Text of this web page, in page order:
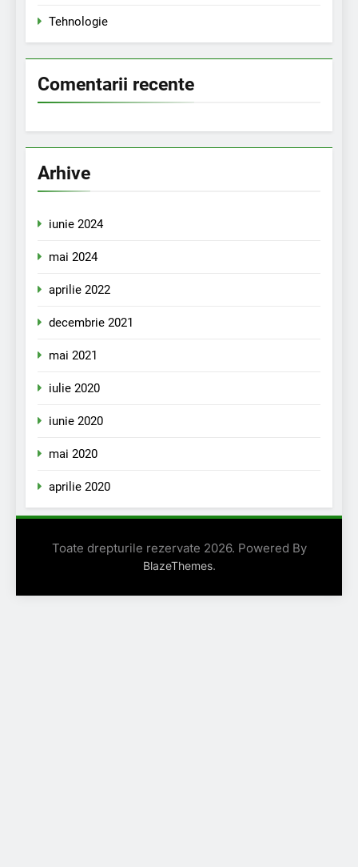
Tehnologie
Comentarii recente
Arhive
iunie 2024
mai 2024
aprilie 2022
decembrie 2021
mai 2021
iulie 2020
iunie 2020
mai 2020
aprilie 2020
Toate drepturile rezervate 2026. Powered By
BlazeThemes.